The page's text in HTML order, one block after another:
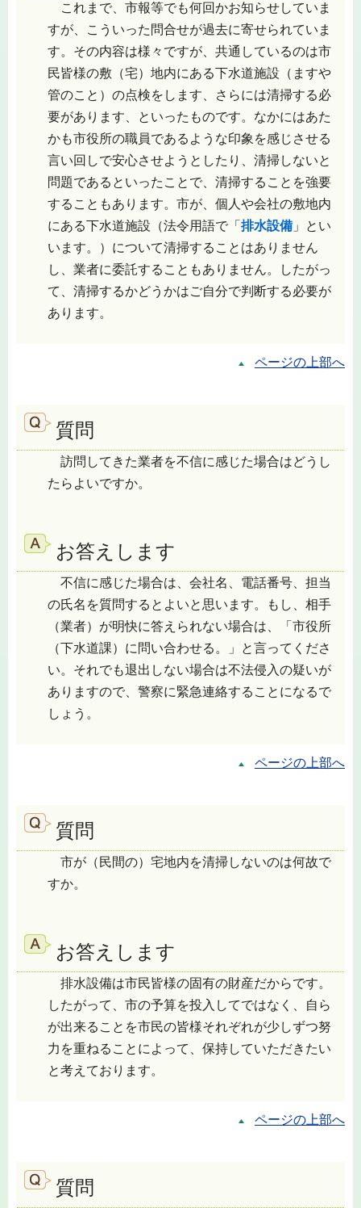
これまで、市報等でも何回かお知らせしていま
すが、こういった問合せが過去に寄せられていま
す。その内容は様々ですが、共通しているのは市
民皆様の敷（宅）地内にある下水道施設（ますや
管のこと）の点検をします、さらには清掃する必
要があります、といったものです。なかにはあた
かも市役所の職員であるような印象を感じさせる
言い回しで安心させようとしたり、清掃しないと
問題であるといったことで、清掃することを強要
することもあります。市が、個人や会社の敷地内
にある下水道施設（法令用語で「 排水設備」とい
います。）について清掃することはありません
し、業者に委託することもありません。したがっ
て、清掃するかどうかはご自分で判断する必要が
あります。
ページの上部へ
質問
訪問してきた業者を不信に感じた場合はどうし
たらよいですか。
お答えします
不信に感じた場合は、会社名、電話番号、担当
の氏名を質問するとよいと思います。もし、相手
（業者）が明快に答えられない場合は、「市役所
（下水道課）に問い合わせる。」と言ってくださ
い。それでも退出しない場合は不法侵入の疑いが
ありますので、警察に緊急連絡することになるで
しょう。
ページの上部へ
質問
市が（民間の）宅地内を清掃しないのは何故で
すか。
お答えします
排水設備は市民皆様の固有の財産だからです。
したがって、市の予算を投入してではなく、自ら
が出来ることを市民の皆様それぞれが少しずつ努
力を重ねることによって、保持していただきたい
と考えております。
ページの上部へ
質問